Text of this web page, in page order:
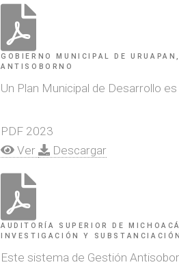
GOBIERNO MUNICIPAL DE
ANTISOBORNO
Un Plan Municipal de Desarrollo
PDF 2023
Ver
Descargar
AUDITORÍA SUPERIOR DE
INVESTIGACIÓN Y
Este sistema de Gestión